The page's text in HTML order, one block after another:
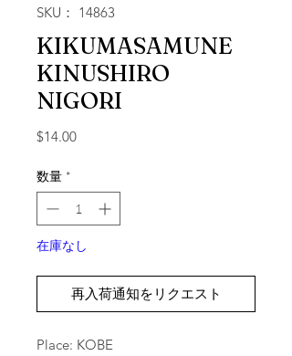
SKU： 14863
KIKUMASAMUNE
KINUSHIRO
NIGORI
$14.00価格
数量 *
在庫なし
再入荷通知をリクエスト
Place: KOBE